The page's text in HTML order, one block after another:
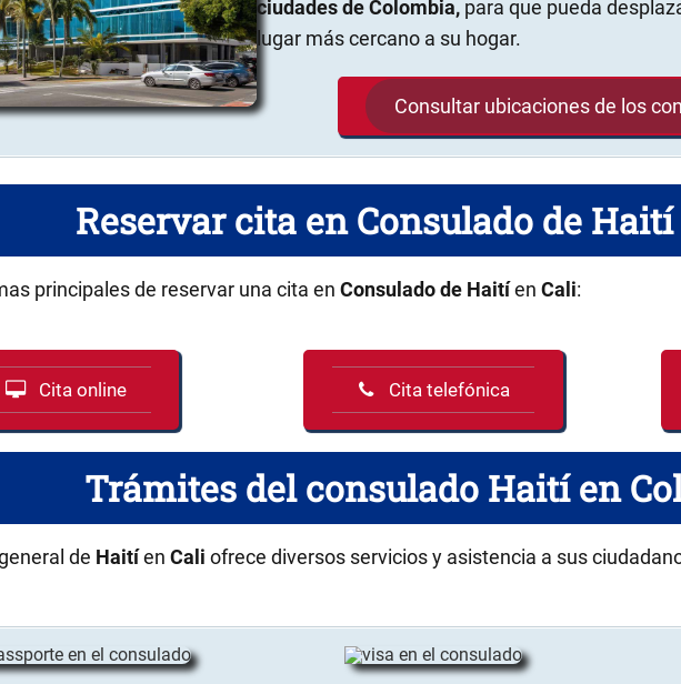
ciudades de Colombia,para que pueda
lugar más cercano a su hogar.
Consultar ubicaciones de los
Reservar cita en Consulado de
principales de reservar una cita en Consulado de Haitíen Cali:
Cita online Cita telefónica
Trámites del consulado Haití en
de Haitíen Cali ofrece diversos servicios y asistencia a sus